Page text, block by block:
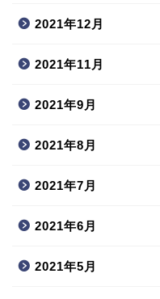
2021年12月
2021年11月
2021年9月
2021年8月
2021年7月
2021年6月
2021年5月